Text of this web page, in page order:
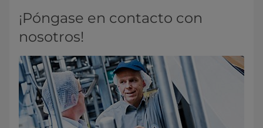
¡Póngase en contacto con
nosotros!